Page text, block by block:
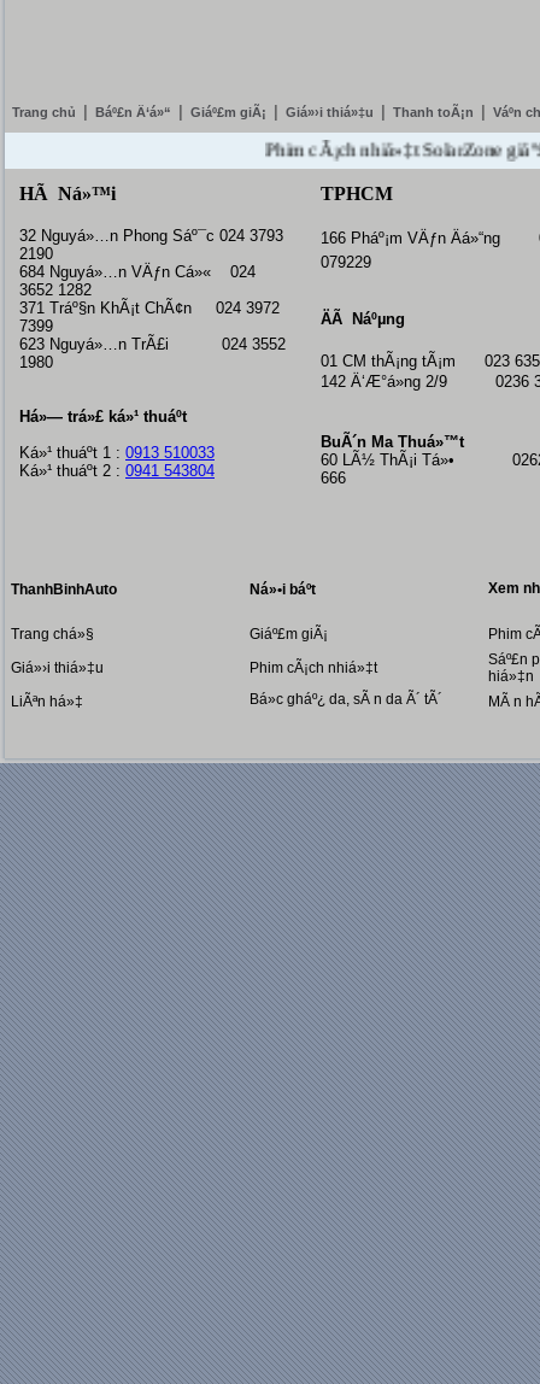
Trang chủ Báº£n Ä‘á»“ Giáº£m giÃ¡ Giá»›i thiá»‡u Thanh toÃ¡n Váº­n
Phim cÃ¡ch nhiá»‡t SolarZone giáº£m
HÃ Ná»™i
32 Nguyá»…n Phong Sáº¯c 024 3793
2190
684 Nguyá»…n VÄƒn Cá»« 024
3652 1282
371 Tráº§n KhÃ¡t ChÃ¢n 024 3972
7399
623 Nguyá»…n TrÃ£i 024 3552
1980
Há»— trá»£ ká»¹ thuáº­t
Ká»¹ thuáº­t 1 : 0913 510033
Ká»¹ thuáº­t 2 : 0941 543804
TPHCM
166 Pháº¡m VÄƒn Äá»“ng
079229
ÄÃ Náºµng
01 CM thÃ¡ng tÃ¡m 023
142 Ä‘Æ°á»ng 2/9 0236
BuÃ´n Ma Thuá»™t
60 LÃ½ ThÃ¡i Tá»• 0262
666
ThanhBinhAuto
Trang chá»§
Giá»›i thiá»‡u
LiÃªn há»‡
Ná»•i báº­t
Giáº£m giÃ¡
Phim cÃ¡ch nhiá»‡t
Bá»c gháº¿ da, sÃ n da Ã´ tÃ´
Xem
Phim
Sáº£n
hiá»‡n
MÃ n